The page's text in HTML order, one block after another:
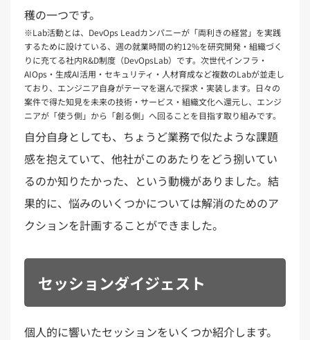
穫の一つです。
※Lab活動とは、DevOps Leadカンパニーが「両利きの経営」を実践
するために設けている、週の就業時間の約12%を研究開発・組織づく
りに充てる社内R&D制度（DevOpsLab）です。次世代インフラ・
AIOps・生成AI活用・セキュリティ・人材育成など複数のLabが並走し
ており、エンジニア自身がテーマを選んで探求・実装します。日々の
案件で得た知見を未来の技術・サービス・組織文化へ還元し、エンジ
ニアが「使う側」から「創る側」へ回ることを目指す取り組みです。
自分自身としても、ちょうど業務で似たような課題
感を抱えていて、他社がこのあたりをどう捌いてい
るのか知りたかった、という動機がありました。結
果的に、悩みのいくつかについては解消のためのア
クションを計画することができました。
セッションダイジェスト
個人的に響いたセッションをいくつか紹介します。